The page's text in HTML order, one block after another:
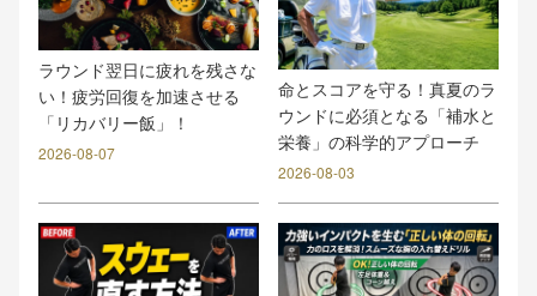
ラウンド翌日に疲れを残さな
い！疲労回復を加速させる
「リカバリー飯」！
2026-08-07
命とスコアを守る！真夏のラ
ウンドに必須となる「補水と
栄養」の科学的アプローチ
2026-08-03